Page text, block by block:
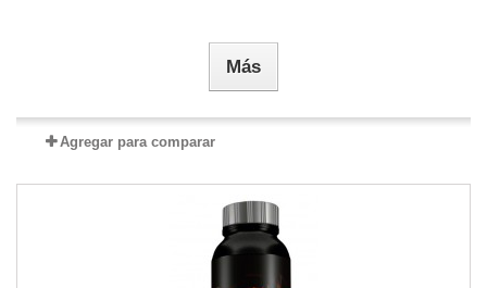
Más
Agregar para comparar